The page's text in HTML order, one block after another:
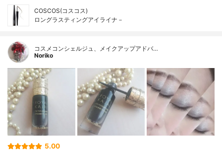
COSCOS(コスコス)
ロングラスティングアイライナ－
コスメコンシェルジュ、メイクアップアドバ…
Noriko
5.00